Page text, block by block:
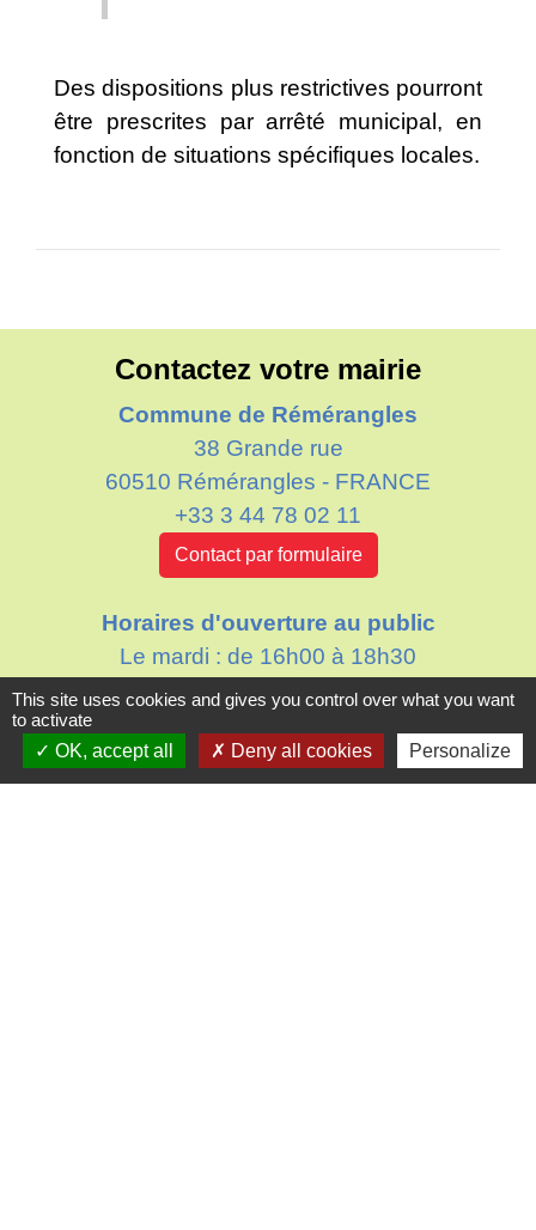
Des dispositions plus restrictives pourront
être prescrites par arrêté municipal, en
fonction de situations spécifiques locales.
Contactez votre mairie
Commune de Rémérangles
38 Grande rue
60510 Rémérangles - FRANCE
+33 3 44 78 02 11
Contact par formulaire
Horaires d'ouverture au public
Le mardi : de 16h00 à 18h30
Le jeudi : de 11h30 à 12h30
Liens
This site uses cookies and gives you control over what you want
to activate
OK, accept all
Deny all cookies Personalize